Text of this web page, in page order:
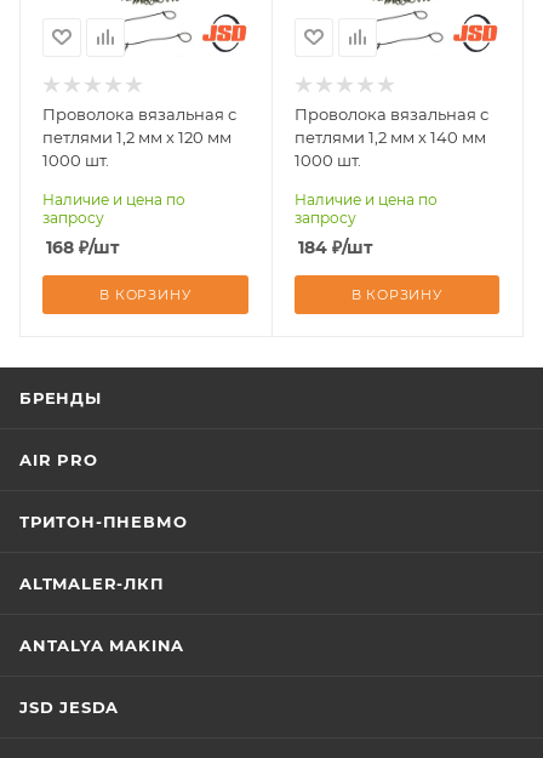
Проволока вязальная с
петлями 1,2 мм х 120 мм
1000 шт.
Наличие и цена по
запросу
168 ₽/шт
В КОРЗИНУ
Проволока вязальная с
петлями 1,2 мм х 140 мм
1000 шт.
Наличие и цена по
запросу
184₽/шт
В КОРЗИНУ
БРЕНДЫ
AIR PRO
ТРИТОН-ПНЕВМО
ALTMALER-ЛКП
ANTALYA MAKINA
JSD JESDA